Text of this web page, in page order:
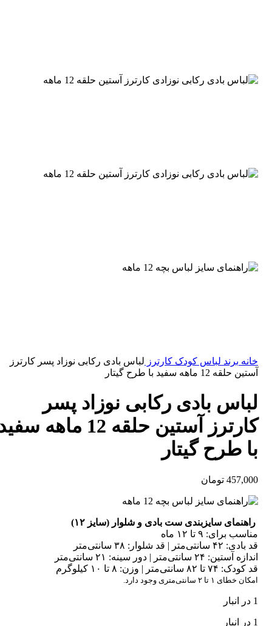
خانه برند لباس کودک کارترز لباس بادی رکابی نوزاد پسر کارترز
آستین حلقه 12 ماهه سفید با طرح گیتار
لباس بادی رکابی نوزاد پسر
کارترز آستین حلقه 12 ماهه
با طرح گیتار
457,000 تومان
راهنمای سایزبندی ست بادی و شلوار (سایز ۱۲)
مناسب برای: ۹ تا ۱۲ ماه
قد بادی: ۴۲ سانتی‌متر | قد شلوار: ۳۸ سانتی‌متر
اندازه آستین: ۲۴ سانتی‌متر | دور سینه: ۲۱ سانتی‌متر
قد کودک: ۷۴ تا ۸۲ سانتی‌متر | وزن: ۸ تا ۱۰ کیلوگرم
امکان خطای ۱ تا ۲ سانتی‌متری وجود دارد.
1 در انبار
1 در انبار